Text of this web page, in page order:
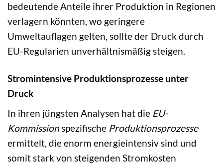
bedeutende Anteile ihrer Produktion in Regionen
verlagern könnten, wo geringere
Umweltauflagen gelten, sollte der Druck durch
EU-Regularien unverhältnismäßig steigen.
Stromintensive Produktionsprozesse unter
Druck
In ihren jüngsten Analysen hat die EU-
Kommissionspezifische Produktionsprozesse
ermittelt, die enorm energieintensiv sind und
somit stark von steigenden Stromkosten